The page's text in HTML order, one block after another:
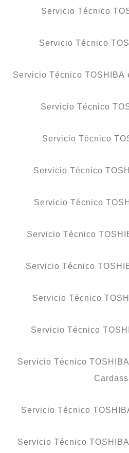
Servicio Técnico
Servicio Técnico
Servicio Técnico TOSHIBA
Servicio Técnico
Servicio Técnico
Servicio Técnico
Servicio Técnico
Servicio Técnico
Servicio Técnico
Servicio Técnico
Servicio Técnico
Servicio Técnico
Servicio Técnico
Servicio Técnico